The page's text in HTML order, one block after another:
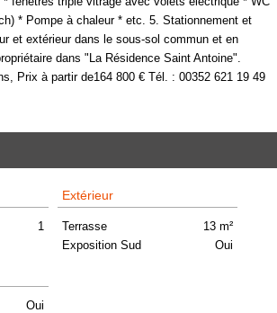
* Pompe à chaleur * etc. 5. Stationnement et
et extérieur dans le sous-sol commun et en
dans "La Résidence Saint Antoine".
Prix à partir de164 800 € Tél. : 00352 621 19 49
1
Extérieur
Terrasse
13 m²
Exposition Sud
Oui
Oui